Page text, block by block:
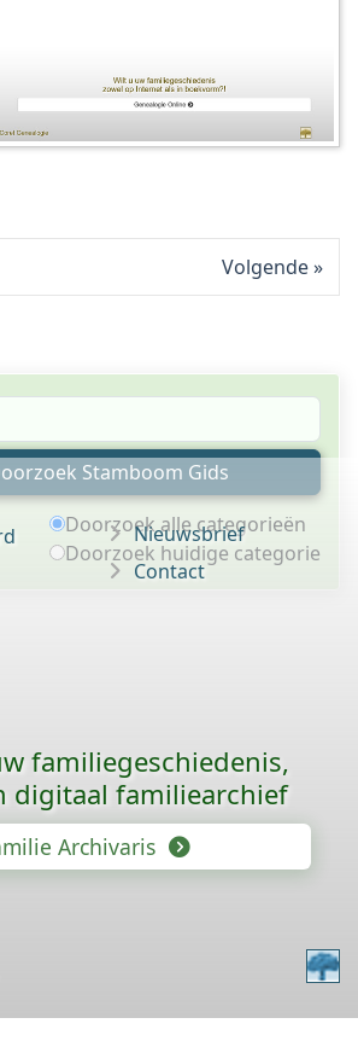
Volgende
Stamboom Gids
Doorzoek alle categorieën
Doorzoek huidige categorie
Nieuwsbrief
Contact
familie­geschiedenis,
digitaal familiearchief
Archivaris